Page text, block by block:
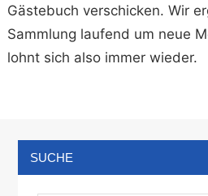
Gästebuch verschicken. Wir
Sammlung laufend um neue
lohnt sich also immer wieder.
SUCHE